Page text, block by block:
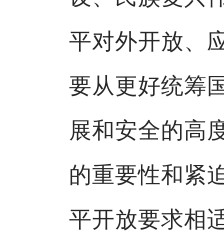
平对外开放、
要从更好统筹
展和安全的高
的重要性和紧
平开放要求相